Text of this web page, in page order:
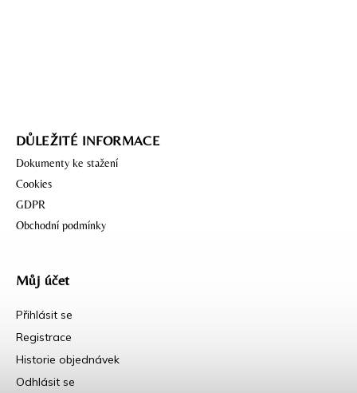
DŮLEŽITÉ INFORMACE
Dokumenty ke stažení
Cookies
GDPR
Obchodní podmínky
Můj účet
Přihlásit se
Registrace
Historie objednávek
Odhlásit se